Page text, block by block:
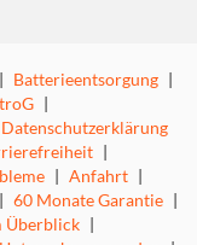
| Batterieentsorgung |
|
Datenschutzerklärung
|
| Anfahrt |
| 60 Monate Garantie |
Überblick |